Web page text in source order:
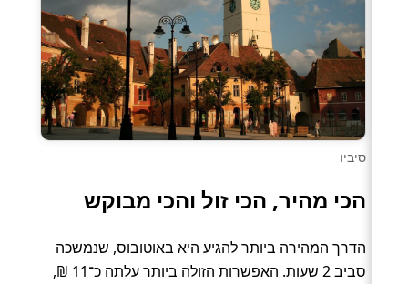
סיביו
הכי מהיר, הכי זול והכי מבוקש
הדרך המהירה ביותר להגיע היא באוטובוס, שנמשכה
סביב 2 שעות. האפשרות הזולה ביותר עלתה כ־11 ₪,